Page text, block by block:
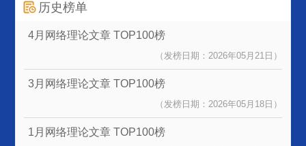
历史榜单
4月网络理论文章 TOP100榜
（发榜日期：2026年05月21日）
3月网络理论文章 TOP100榜
（发榜日期：2026年05月18日）
1月网络理论文章 TOP100榜